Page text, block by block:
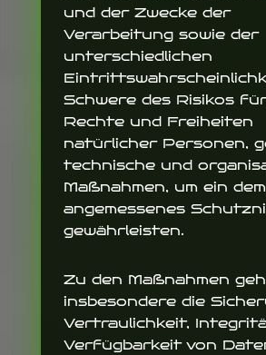
und der Zwecke der
Verarbeitung sowie der
unterschiedlichen
Schwere des Risikos
Rechte und Freiheiten
natürlicher Personen,
technische und
Maßnahmen, um ein
angemessenes
gewährleisten.
Zu den Maßnahmen
insbesondere die
Vertraulichkeit,
Verfügbarkeit von